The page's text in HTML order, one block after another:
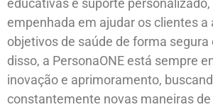
educativas e suporte
empenhada em ajudar os clientes a
objetivos de saúde de forma segura
disso, a PersonaONE está sempre
inovação e aprimoramento,
constantemente novas maneiras